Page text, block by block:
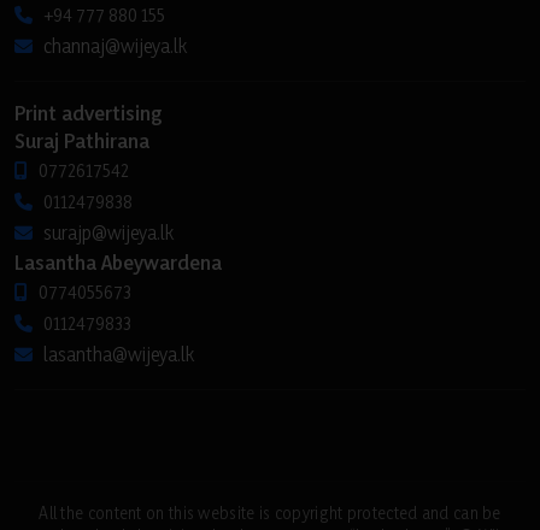
+94 777 880 155
channaj@wijeya.lk
Print advertising
Suraj Pathirana
0772617542
0112479838
surajp@wijeya.lk
Lasantha Abeywardena
0774055673
0112479833
lasantha@wijeya.lk
All the content on this website is copyright protected and can be